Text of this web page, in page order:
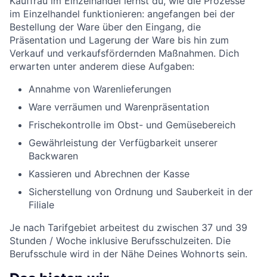
im Einzelhandel funktionieren: angefangen bei der
Bestellung der Ware über den Eingang, die
Präsentation und Lagerung der Ware bis hin zum
Verkauf und verkaufsfördernden Maßnahmen. Dich
erwarten unter anderem diese Aufgaben:
Annahme von Warenlieferungen
Ware verräumen und Warenpräsentation
Frischekontrolle im Obst- und Gemüsebereich
Gewährleistung der Verfügbarkeit unserer
Backwaren
Kassieren und Abrechnen der Kasse
Sicherstellung von Ordnung und Sauberkeit in der
Filiale
Je nach Tarifgebiet arbeitest du zwischen 37 und 39
Stunden / Woche inklusive Berufsschulzeiten. Die
Berufsschule wird in der Nähe Deines Wohnorts sein.